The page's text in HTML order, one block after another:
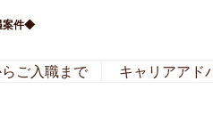
案件◆
ご入職まで キャリアアド